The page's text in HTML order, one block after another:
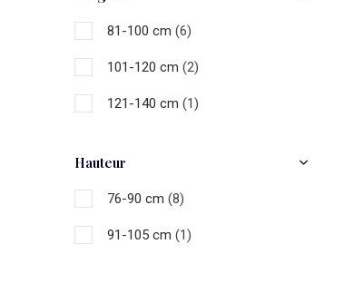
81-100 cm (6)
101-120 cm (2)
121-140 cm (1)
Hauteur
76-90 cm (8)
91-105 cm (1)